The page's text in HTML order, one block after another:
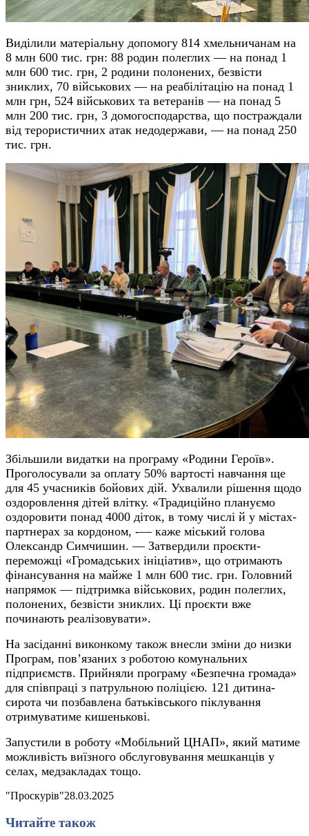
Виділили матеріальну допомогу 814 хмельничанам на
8 млн 600 тис. грн: 88 родин полеглих — на понад 1
млн 600 тис. грн, 2 родини полонених, безвісти
зниклих, 70 військових — на реабілітацію на понад 1
млн грн, 524 військових та ветеранів — на понад 5
млн 200 тис. грн, 3 домогосподарства, що постраждали
від терористичних атак недодержави, — на понад 250
тис. грн.
Збільшили видатки на програму «Родини Героїв».
Проголосували за оплату 50% вартості навчання ще
для 45 учасників бойових дій. Ухвалили рішення щодо
оздоровлення дітей влітку. «Традиційно плануємо
оздоровити понад 4000 діток, в тому числі й у містах-
партнерах за кордоном, -— каже міський голова
Олександр Симчишин. —Затвердили проєкти-
переможці «Громадських ініціатив», що отримають
фінансування на майже 1 млн 600 тис. грн. Головний
напрямок — підтримка військових, родин полеглих,
полонених, безвісти зниклих. Ці проєкти вже
починають реалізовувати».
На засіданні виконкому також внесли зміни до низки
Програм, пов’язаних з роботою комунальних
підприємств. Прийняли програму «Безпечна громада»
для співпраці з патрульною поліцією. 121 дитина-
сирота чи позбавлена батьківського піклування
отримуватиме кишенькові.
Запустили в роботу «Мобільний ЦНАП», який матиме
можливість виїзного обслуговування мешканців у
селах, медзакладах тощо.
"Проскурів"28.03.2025
Читайте також